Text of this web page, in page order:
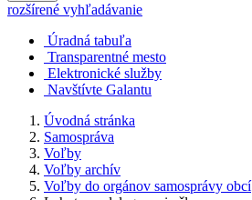
rozšírené vyhľadávanie
Úradná tabuľa
Transparentné mesto
Elektronické služby
Navštívte Galantu
Úvodná stránka
Samospráva
Voľby
Voľby archív
Voľby do orgánov samosprávy obcí